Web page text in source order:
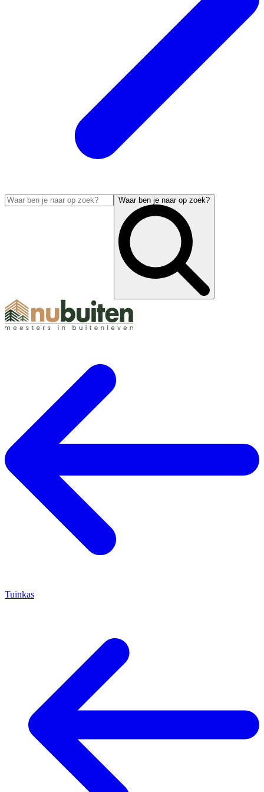
Waar ben je naar op zoek?
Tuinkas